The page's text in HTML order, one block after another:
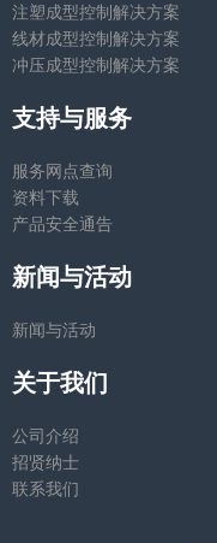
注塑成型控制解决方案
线材成型控制解决方案
冲压成型控制解决方案
支持与服务
服务网点查询
资料下载
产品安全通告
新闻与活动
新闻与活动
关于我们
公司介绍
招贤纳士
联系我们